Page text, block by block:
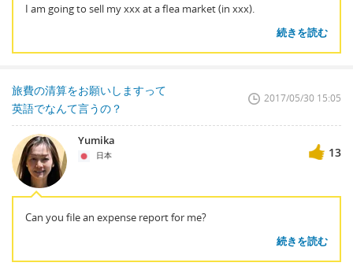
I am going to sell my xxx at a flea market (in xxx).
続きを読む
旅費の清算をお願いしますって
英語でなんて言うの？
2017/05/30 15:05
Yumika
日本 13
Can you file an expense report for me?
続きを読む